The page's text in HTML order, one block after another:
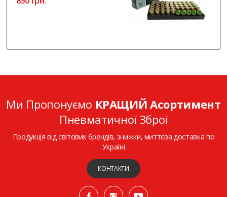
Ми Пропонуємо КРАЩИЙ Асортимент
Пневматичної Зброї
Продукція від світових брендів, знижки, миттєва доставка по
Україні
КОНТАКТИ